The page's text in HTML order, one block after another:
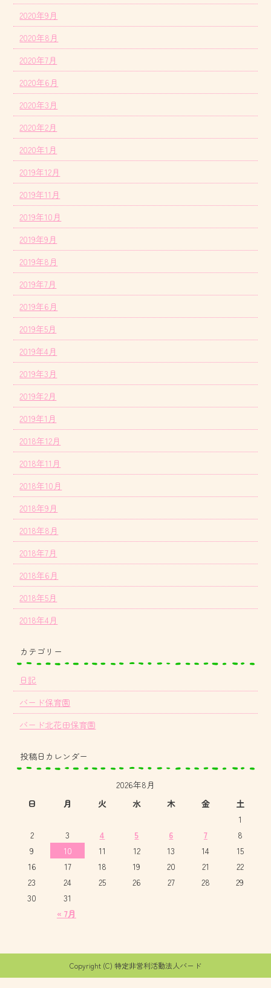
2020年9月
2020年8月
2020年7月
2020年6月
2020年3月
2020年2月
2020年1月
2019年12月
2019年11月
2019年10月
2019年9月
2019年8月
2019年7月
2019年6月
2019年5月
2019年4月
2019年3月
2019年2月
2019年1月
2018年12月
2018年11月
2018年10月
2018年9月
2018年8月
2018年7月
2018年6月
2018年5月
2018年4月
カテゴリー
日記
バード保育園
バード北花田保育園
投稿日カレンダー
2026年8月
日
月 火 水 木 金 土
« 7月
1
2
3 4 5 6 7
8
9
10 11 12 13 14
15
16
17 18 19 20 21
22
23
24 25 26 27 28
29
30
31
Copyright (C) 特定非営利活動法人バード